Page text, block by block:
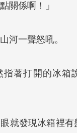
關係啊！」
河一聲怒吼。
指著打開的冰箱
就發現冰箱裡